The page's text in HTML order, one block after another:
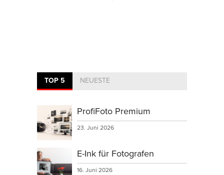
TOP 5 NEUESTE
ProfiFoto Premium
23. Juni 2026
E-Ink für Fotografen
16. Juni 2026